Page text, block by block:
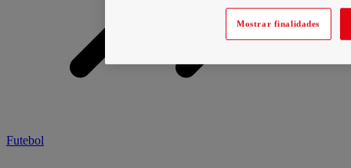
Futebol
Mostrar finalidades